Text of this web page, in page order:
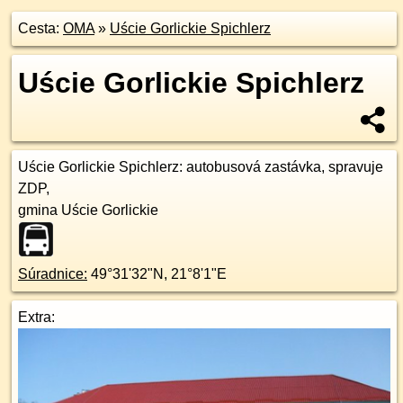
Cesta: OMA» Uście Gorlickie Spichlerz
Uście Gorlickie Spichlerz
Uście Gorlickie Spichlerz: autobusová zastávka, spravuje
ZDP,
gmina Uście Gorlickie
Súradnice: 49°31'32"N , 21°8'1"E
Extra: